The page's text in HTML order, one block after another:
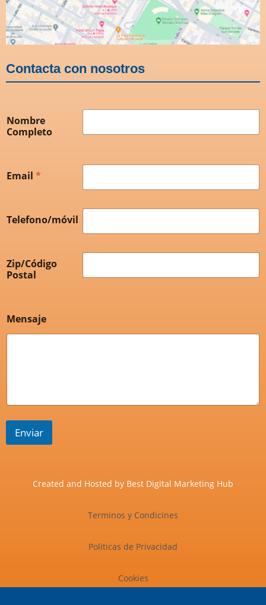
Contacta con nosotros
Nombre
Completo
Email *
Telefono/móvil
Zip/Código
Postal
Mensaje
Enviar
Created and Hosted by Best Digital Marketing Hub
Terminos y Condicines
Politicas de Privacidad
Cookies